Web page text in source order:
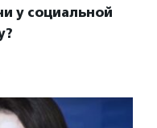
у социальной